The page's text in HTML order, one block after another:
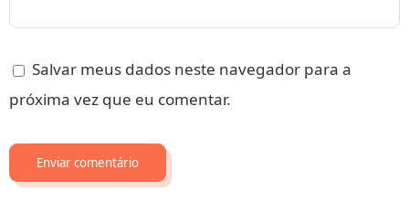
Salvar meus dados neste navegador para a
próxima vez que eu comentar.